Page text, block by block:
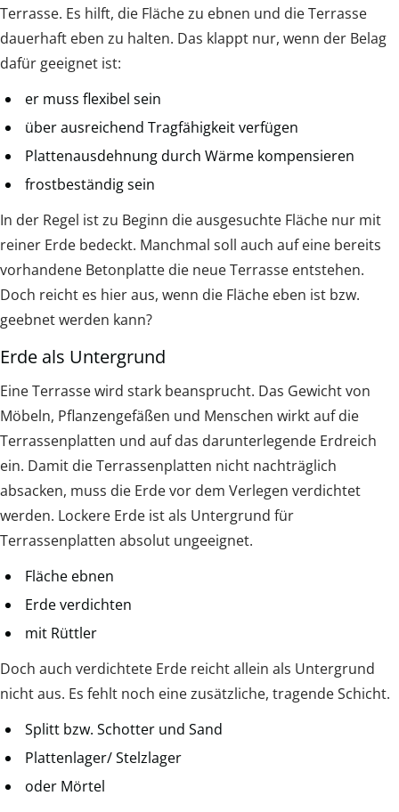
Terrasse. Es hilft, die Fläche zu ebnen und die Terrasse
dauerhaft eben zu halten. Das klappt nur, wenn der Belag
dafür geeignet ist:
er muss flexibel sein
über ausreichend Tragfähigkeit verfügen
Plattenausdehnung durch Wärme kompensieren
frostbeständig sein
In der Regel ist zu Beginn die ausgesuchte Fläche nur mit
reiner Erde bedeckt. Manchmal soll auch auf eine bereits
vorhandene Betonplatte die neue Terrasse entstehen.
Doch reicht es hier aus, wenn die Fläche eben ist bzw.
geebnet werden kann?
Erde als Untergrund
Eine Terrasse wird stark beansprucht. Das Gewicht von
Möbeln, Pflanzengefäßen und Menschen wirkt auf die
Terrassenplatten und auf das darunterlegende Erdreich
ein. Damit die Terrassenplatten nicht nachträglich
absacken, muss die Erde vor dem Verlegen verdichtet
werden. Lockere Erde ist als Untergrund für
Terrassenplatten absolut ungeeignet.
Fläche ebnen
Erde verdichten
mit Rüttler
Doch auch verdichtete Erde reicht allein als Untergrund
nicht aus. Es fehlt noch eine zusätzliche, tragende Schicht.
Splitt bzw. Schotter und Sand
Plattenlager/ Stelzlager
oder Mörtel